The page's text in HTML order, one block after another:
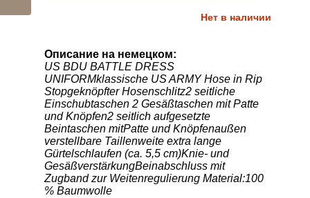
Нет в наличии
Описание на немецком:
US BDU BATTLE DRESS
UNIFORMklassische US ARMY Hose in Rip
Stopgeknöpfter Hosenschlitz2 seitliche
Einschubtaschen 2 Gesäßtaschen mit Patte
und Knöpfen2 seitlich aufgesetzte
Beintaschen mitPatte und Knöpfenaußen
verstellbare Taillenweite extra lange
Gürtelschlaufen (ca. 5,5 cm)Knie- und
GesäßverstärkungBeinabschluss mit
Zugband zur Weitenregulierung Material:100
% Baumwolle